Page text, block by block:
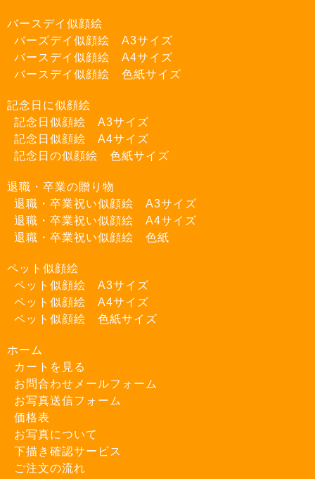
バースデイ似顔絵
バーズデイ似顔絵 A3サイズ
バースデイ似顔絵 A4サイズ
バースデイ似顔絵 色紙サイズ
記念日に似顔絵
記念日似顔絵 A3サイズ
記念日似顔絵 A4サイズ
記念日の似顔絵 色紙サイズ
退職・卒業の贈り物
退職・卒業祝い似顔絵 A3サイズ
退職・卒業祝い似顔絵 A4サイズ
退職・卒業祝い似顔絵 色紙
ペット似顔絵
ペット似顔絵 A3サイズ
ペット似顔絵 A4サイズ
ペット似顔絵 色紙サイズ
ホーム
カートを見る
お問合わせメールフォーム
お写真送信フォーム
価格表
お写真について
下描き確認サービス
ご注文の流れ